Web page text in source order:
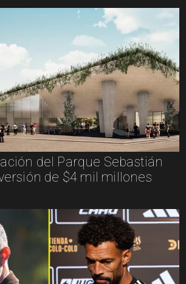
del Parque Sebastián
de $4 mil millones